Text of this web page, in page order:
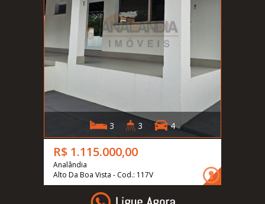
3 3 4
R$ 1.115.000,00
Analândia
Alto Da Boa Vista - Cod.: 117V